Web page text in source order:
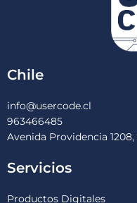
Chile
info@usercode.cl
963466485
Avenida Providencia
Servicios
Productos Digitales